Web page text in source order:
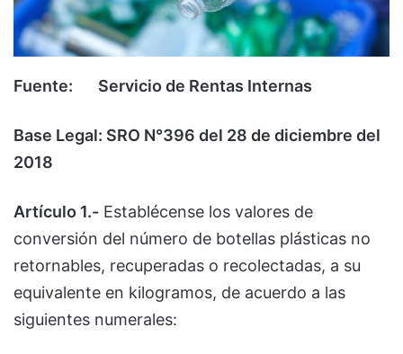
Fuente: Servicio de Rentas Internas
Base Legal: SRO N°396 del 28 de diciembre del
2018
Artículo 1.- Establécense los valores de
conversión del número de botellas plásticas no
retornables, recuperadas o recolectadas, a su
equivalente en kilogramos, de acuerdo a las
siguientes numerales: